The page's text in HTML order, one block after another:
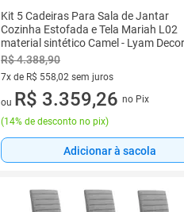
Kit 5 Cadeiras Para Sala de Jantar
Cozinha Estofada e Tela Mariah L02
material sintético Camel - Lyam Decor
R$ 4.388,90
7x de R$ 558,02 sem juros
7 vez de R$ 558,02 sem juros
ou R$ 3.359,26 no Pix
(14% de desconto no pix)
Adicionar à sacola